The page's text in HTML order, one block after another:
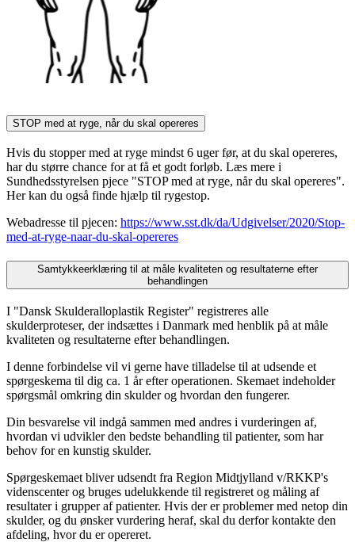
STOP med at ryge, når du skal opereres
Hvis du stopper med at ryge mindst 6 uger før, at du skal opereres,
har du større chance for at få et godt forløb. Læs mere i
Sundhedsstyrelsen pjece "STOP med at ryge, når du skal opereres".
Her kan du også finde hjælp til rygestop.
Webadresse til pjecen: https://www.sst.dk/da/Udgivelser/2020/Stop-
med-at-ryge-naar-du-skal-opereres
Samtykkeerklæring til at måle kvaliteten og resultaterne efter
behandlingen
I "Dansk Skulderalloplastik Register" registreres alle
skulderproteser, der indsættes i Danmark med henblik på at måle
kvaliteten og resultaterne efter behandlingen.
I denne forbindelse vil vi gerne have tilladelse til at udsende et
spørgeskema til dig ca. 1 år efter operationen. Skemaet indeholder
spørgsmål omkring din skulder og hvordan den fungerer.
Din besvarelse vil indgå sammen med andres i vurderingen af,
hvordan vi udvikler den bedste behandling til patienter, som har
behov for en kunstig skulder.
Spørgeskemaet bliver udsendt fra Region Midtjylland v/RKKP's
videnscenter og bruges udelukkende til registreret og måling af
resultater i grupper af patienter. Hvis der er problemer med netop din
skulder, og du ønsker vurdering heraf, skal du derfor kontakte den
afdeling, hvor du er opereret.